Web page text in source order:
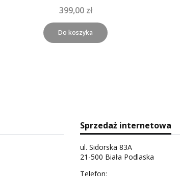
399,00 zł
Do koszyka
Sprzedaż internetowa
ul. Sidorska 83A
21-500 Biała Podlaska
Telefon: